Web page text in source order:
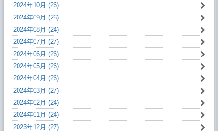
2024年10月 (26)
2024年09月 (26)
2024年08月 (24)
2024年07月 (27)
2024年06月 (26)
2024年05月 (26)
2024年04月 (26)
2024年03月 (27)
2024年02月 (24)
2024年01月 (24)
2023年12月 (27)